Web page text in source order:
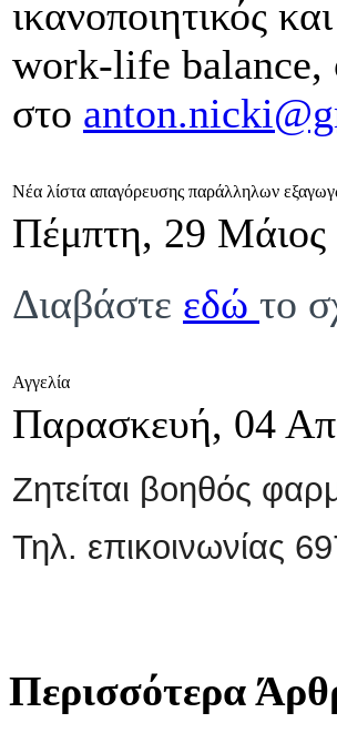
ικανοποιητικός
work-life balance,
στο
Νέα λίστα απαγόρευσης παράλληλων
Πέμπτη, 29
Διαβάστε εδώ το
Αγγελία
Παρασκευή, 04
Ζητείται βοηθός
Τηλ. επικοινωνίας
Περισσότερα